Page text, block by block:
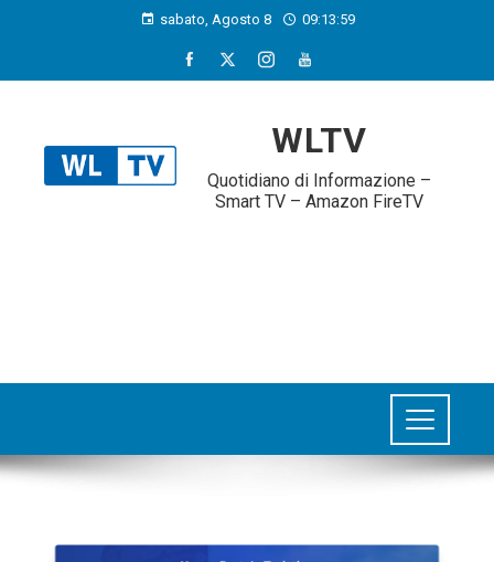
sabato, Agosto 8 09:13:59
WLTV
Quotidiano di Informazione –
Smart TV – Amazon FireTV